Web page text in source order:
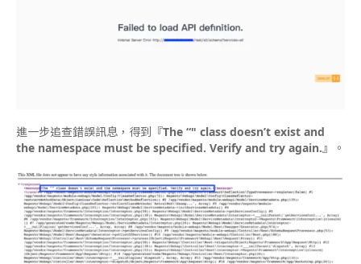
進一步追查錯誤訊息，得到『The “" class doesn’t exist and
the namespace must be specified. Verify and try again.』。